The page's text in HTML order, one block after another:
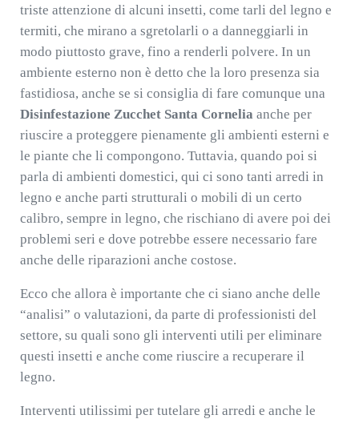
triste attenzione di alcuni insetti, come tarli del legno e
termiti, che mirano a sgretolarli o a danneggiarli in
modo piuttosto grave, fino a renderli polvere. In un
ambiente esterno non è detto che la loro presenza sia
fastidiosa, anche se si consiglia di fare comunque una
Disinfestazione Zucchet Santa Cornelia anche per
riuscire a proteggere pienamente gli ambienti esterni e
le piante che li compongono. Tuttavia, quando poi si
parla di ambienti domestici, qui ci sono tanti arredi in
legno e anche parti strutturali o mobili di un certo
calibro, sempre in legno, che rischiano di avere poi dei
problemi seri e dove potrebbe essere necessario fare
anche delle riparazioni anche costose.
Ecco che allora è importante che ci siano anche delle
“analisi” o valutazioni, da parte di professionisti del
settore, su quali sono gli interventi utili per eliminare
questi insetti e anche come riuscire a recuperare il
legno.
Interventi utilissimi per tutelare gli arredi e anche le